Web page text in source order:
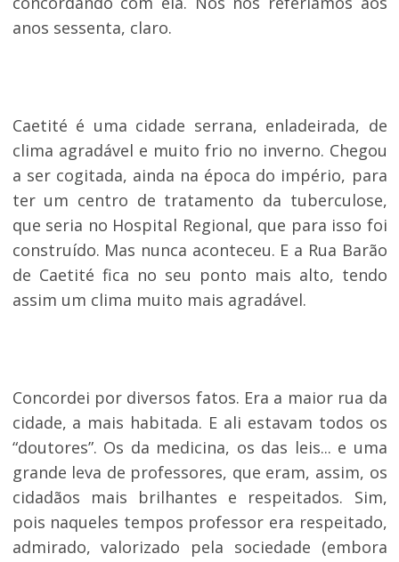
anos sessenta, claro.
Caetité é uma cidade serrana, enladeirada, de
clima agradável e muito frio no inverno. Chegou
a ser cogitada, ainda na época do império, para
ter um centro de tratamento da tuberculose,
que seria no Hospital Regional, que para isso foi
construído. Mas nunca aconteceu. E a Rua Barão
de Caetité fica no seu ponto mais alto, tendo
assim um clima muito mais agradável.
Concordei por diversos fatos. Era a maior rua da
cidade, a mais habitada. E ali estavam todos os
“doutores”. Os da medicina, os das leis... e uma
grande leva de professores, que eram, assim, os
cidadãos mais brilhantes e respeitados. Sim,
pois naqueles tempos professor era respeitado,
admirado, valorizado pela sociedade (embora